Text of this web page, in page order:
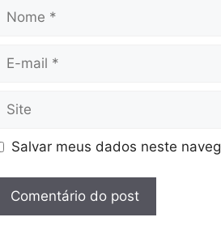
mail
Salvar meus dados neste